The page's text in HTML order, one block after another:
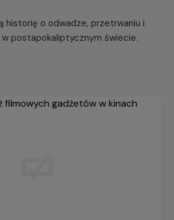
historię o odwadze, przetrwaniu i
w postapokaliptycznym świecie.